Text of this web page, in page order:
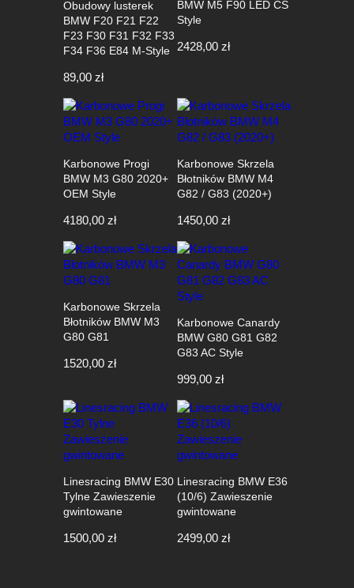
Obudowy lusterek
BMW F20 F21 F22
F23 F30 F31 F32 F33
F34 F36 E84 M-Style
89,00 zł
BMW M5 F90 LED CS
Style
2428,00 zł
Karbonowe Progi
BMW M3 G80 2020+
OEM Style
4180,00 zł
Karbonowe Skrzela
Błotników BMW M4
G82 / G83 (2020+)
1450,00 zł
Karbonowe Skrzela
Błotników BMW M3
G80 G81
1520,00 zł
Karbonowe Canardy
BMW G80 G81 G82
G83 AC Style
999,00 zł
Linesracing BMW E30
Tylne Zawieszenie
gwintowane
1500,00 zł
Linesracing BMW E36
(10/6) Zawieszenie
gwintowane
2499,00 zł